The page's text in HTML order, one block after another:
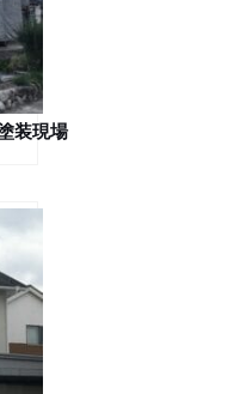
装現場